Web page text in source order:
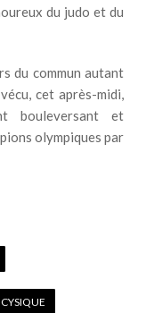
du judo et du
du commun autant
cet après-midi,
bouleversant et
olympiques par